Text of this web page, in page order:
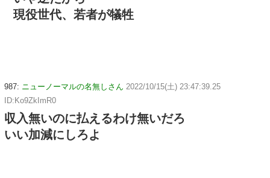
現役世代、若者が犠牲
987: ニューノーマルの名無しさん 2022/10/15(土) 23:47:39.25
ID:Ko9ZkImR0
収入無いのに払えるわけ無いだろ
いい加減にしろよ